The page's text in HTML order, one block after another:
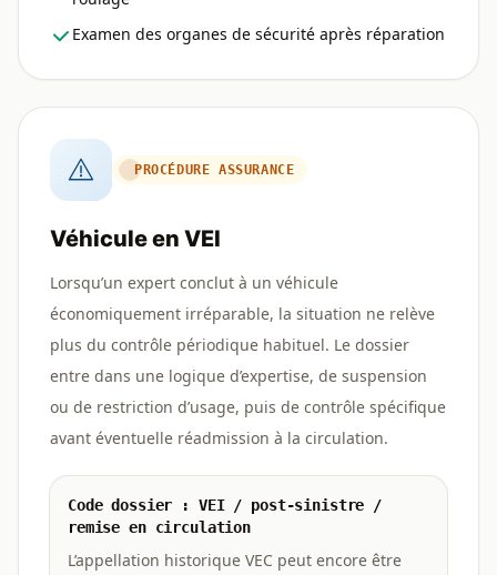
Examen des organes de sécurité après réparation
PROCÉDURE ASSURANCE
Véhicule en VEI
Lorsqu’un expert conclut à un véhicule
économiquement irréparable, la situation ne relève
plus du contrôle périodique habituel. Le dossier
entre dans une logique d’expertise, de suspension
ou de restriction d’usage, puis de contrôle spécifique
avant éventuelle réadmission à la circulation.
Code dossier : VEI / post-sinistre /
remise en circulation
L’appellation historique VEC peut encore être